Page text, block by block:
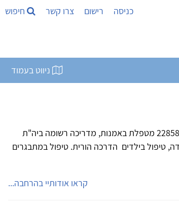
כניסה רישום צרו קשר חיפוש
ניווט בעמוד
תרפיה באמנות (M.A) מס' רישום משרד הבריאות 22858 מטפלת באמנות, מדריכה רשומה ביה"ת
טיפול בילדים הדרכה הורית. טיפול במתבגרים
קראו אודותיי בהרחבה...